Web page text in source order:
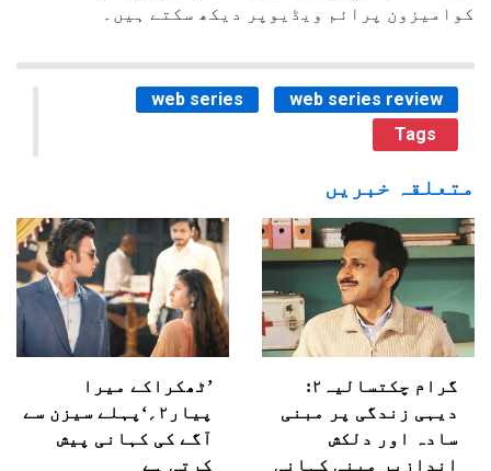
کوامیزون پرائم ویڈیوپر دیکھ سکتے ہیں۔
web series
web series review
Tags
متعلقہ خبریں
گرام چکتسالیہ۲:
دیہی زندگی پر مبنی
سادہ اور دلکش
اندازپر مبنی کہانی
’ٹھکراکے میرا
پیار۲؍‘پہلے سیزن سے
آگے کی کہانی پیش
کرتی ہے